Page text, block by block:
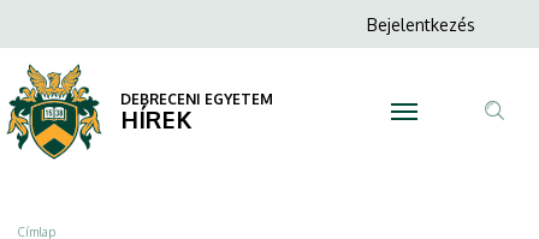
professzorok
az
egyetemen
a
tartalomra
Anonim
menüje
Bejelentkezés
DEBRECENI EGYETEM
HÍREK
Címlap